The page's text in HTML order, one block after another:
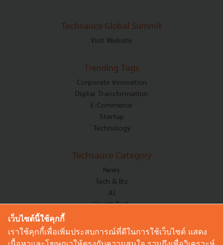
Techsauce Global Summit
Visit Website
Trending Tags
Corporate Innovation
Digital Transformation
E-Commerce
Startup
Technology
Techsauce Category
News
Tech & Biz
AI
HealthTech
Corp Innov
Saucy Thoughts
เว็บไซต์นี้ใช้คุกกี้
เราใช้คุกกี้เพื่อเพิ่มประสบการณ์ที่ดีในการใช้เว็บไซต์ แสดง